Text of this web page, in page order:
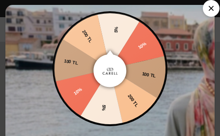
Carell in Roma Koleksiyonu Şimdi Satışta! Hemen keşfet.
200 TL
200 TL